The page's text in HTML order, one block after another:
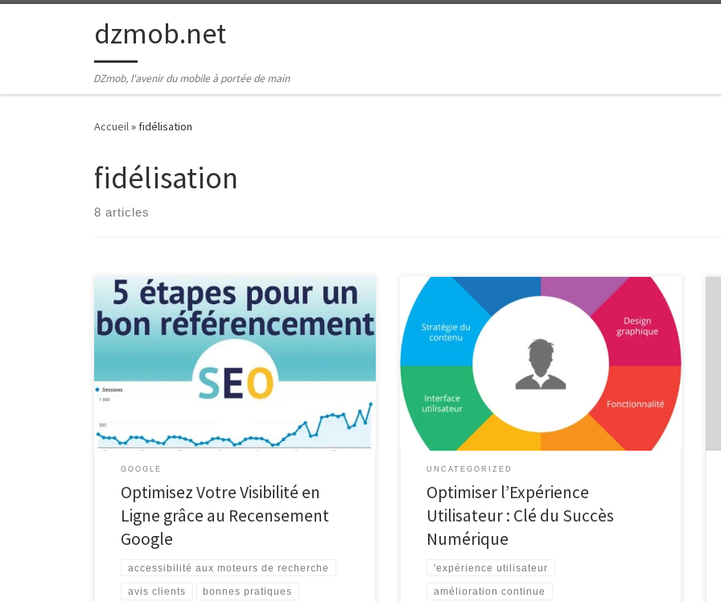
Passer au contenudzmob.net
DZmob, l'avenir du mobile à portée de main
Accueil»fidélisation
fidélisation
8 articles
Recensement Google : Comment Votre Entreprise
Peut Profiter de cette Opportunité Recensement
Google : Comment Votre Entreprise Peut Profiter de
cette Opportunité Le recensement Google est un outil
essentiel pour toute entreprise cherchant à améliorer
sa visibilité en ligne. En inscrivant votre entreprise sur
GOOGLE
Optimisez Votre Visibilité en
Ligne grâce au Recensement
Google
accessibilité aux moteurs de recherche
avis clients bonnes pratiques
L’importance de l’Expérience Utilisateur dans le
Monde Numérique Dans le monde numérique
d’aujourd’hui, l’expérience utilisateur (UX) joue un rôle
crucial dans le succès d’une application ou d’un site
web. L’UX englobe tous les aspects de l’interaction
d’un utilisateur avec un produit numérique, de la
navigation à la conception visuelle en […]
UNCATEGORIZED
Optimiser l’Expérience
Utilisateur : Clé du Succès
Numérique
'expérience utilisateur
amélioration continue